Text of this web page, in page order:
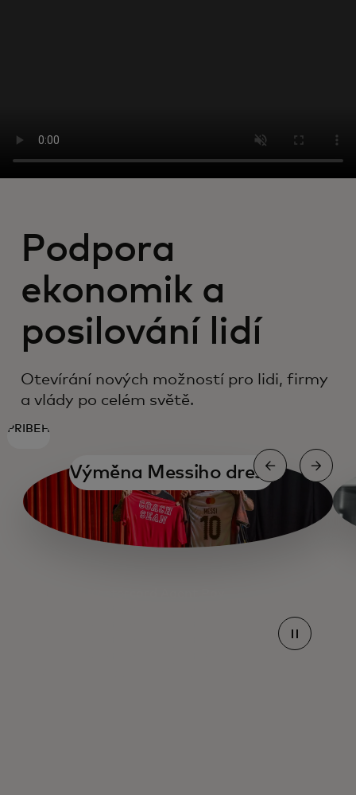
Pro svět
Pro inovátory
Novinky a trendy
Podpora
ekonomik a
posilování lidí
Otevírání nových možností pro lidi, firmy
a vlády po celém světě.
PŘÍBĚH
Výměna Messiho dresu